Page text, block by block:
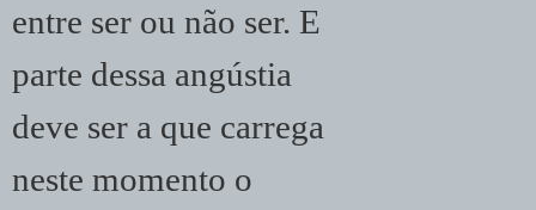
entre ser ou não ser. E
parte dessa angústia
deve ser a que carrega
neste momento o